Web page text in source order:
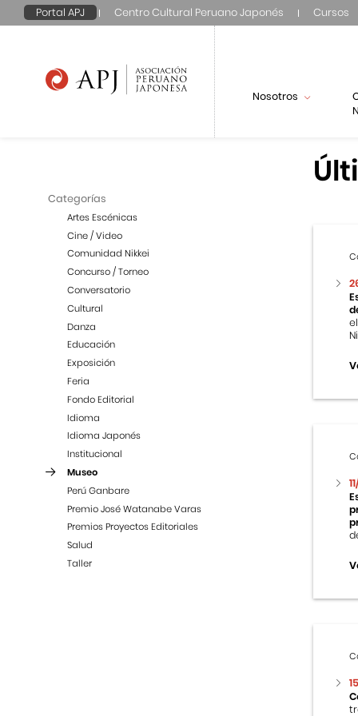
Portal APJ Centro Cultural Peruano Japonés Cursos
Nosotros
Categorías
Artes Escénicas
Cine / Video
Comunidad Nikkei
Concurso / Torneo
Conversatorio
Cultural
Danza
Educación
Exposición
Feria
Fondo Editorial
Idioma
Idioma Japonés
Institucional
Museo
Perú Ganbare
Premio José Watanabe Varas
Premios Proyectos Editoriales
Salud
Taller